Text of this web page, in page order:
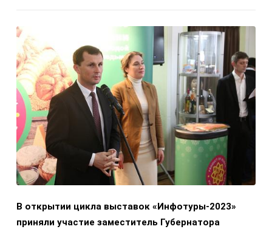
В открытии цикла выставок «Инфотуры-2023»
приняли участие заместитель Губернатора